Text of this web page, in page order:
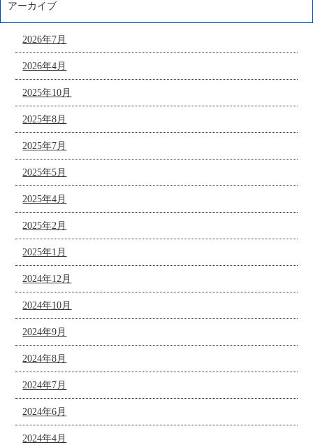
アーカイブ
2026年7月
2026年4月
2025年10月
2025年8月
2025年7月
2025年5月
2025年4月
2025年2月
2025年1月
2024年12月
2024年10月
2024年9月
2024年8月
2024年7月
2024年6月
2024年4月